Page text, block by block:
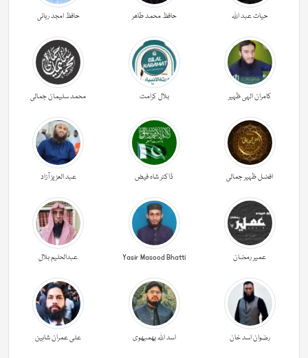
حیات عبد اللہ حافظ محمد طاھر حافظ امجد ربانی
کامران الہی ظہیر بلال کرامت محمد سلیمان جمالی
افضل ظہیر جمالی ڈاکٹر شاہ فیض عبد العزیز آزاد
عمیر رمضان Yasir Masood Bhatti عبدالحليم بلال
رضوان اسد خان اسد اللہ بھمبھوی علی عمران شاہین